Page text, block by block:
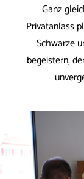
Ganz
Privatanlass
Schwarze
begeistern,